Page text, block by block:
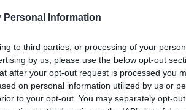
Personal Information
to third parties, or processing of your
by us, please use the below opt-out
after your opt-out request is processed you
on personal information utilized by us or
to your opt-out. You may separately opt-
mosse delle cosiddette